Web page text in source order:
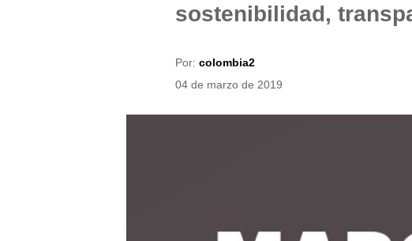
sostenibilidad,
Por: colombia2
04 de marzo de 2019